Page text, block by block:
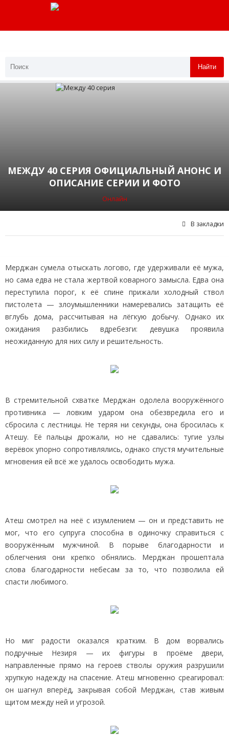
Найти
МЕЖДУ 40 СЕРИЯ ОФИЦИАЛЬНЫЙ АНОНС И
ОПИСАНИЕ СЕРИИ И ФОТО
Онлайн
В закладки
Мерджан сумела отыскать логово, где удерживали её мужа,
но сама едва не стала жертвой коварного замысла. Едва она
переступила порог, к её спине прижали холодный ствол
пистолета — злоумышленники намеревались затащить её
вглубь дома, рассчитывая на лёгкую добычу. Однако их
ожидания разбились вдребезги: девушка проявила
неожиданную для них силу и решительность.
В стремительной схватке Мерджан одолела вооружённого
противника — ловким ударом она обезвредила его и
сбросила с лестницы. Не теряя ни секунды, она бросилась к
Атешу. Её пальцы дрожали, но не сдавались: тугие узлы
верёвок упорно сопротивлялись, однако спустя мучительные
мгновения ей всё же удалось освободить мужа.
Атеш смотрел на неё с изумлением — он и представить не
мог, что его супруга способна в одиночку справиться с
вооружённым мужчиной. В порыве благодарности и
облегчения они крепко обнялись. Мерджан прошептала
слова благодарности небесам за то, что позволила ей
спасти любимого.
Но миг радости оказался кратким. В дом ворвались
подручные Незиря — их фигуры в проёме двери,
направленные прямо на героев стволы оружия разрушили
хрупкую надежду на спасение. Атеш мгновенно среагировал:
он шагнул вперёд, закрывая собой Мерджан, став живым
щитом между ней и угрозой.